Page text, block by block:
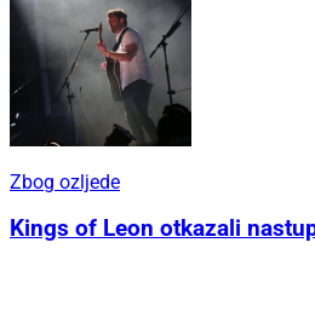
Zbog ozljede
Kings of Leon otkazali